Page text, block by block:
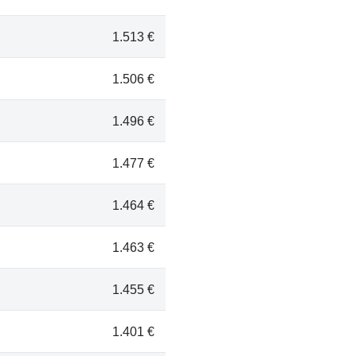
1.513 €
1.506 €
1.496 €
1.477 €
1.464 €
1.463 €
1.455 €
1.401 €